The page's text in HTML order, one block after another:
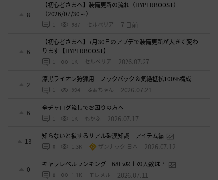
8
【初心者さまへ】装備更新の流れ（HYPERBOOST）
（2026/07/30～）
1 987 セルベリア 7 日前
6
【初心者さまへ】7月30日のアプデで装備更新が大きく変わ
ります【HYPERBOOST】
1 1K セルベリア 2026.07.27
2
漆黒ライオン狩猟用 ノックバック＆気絶抵抗100%構成
1 994 ふぁちゃん 2026.07.21
6
全チャログ流しでお困りの方へ
1 1K もかふ 2026.07.17
13
知らないと損するリアル砂漠知識 アイテム編
0 1.3K ザンナック-日本 2026.07.12
0
キャラレベルランキング 68Lv以上の人数は？
0 1.1K エレメル 2026.07.11